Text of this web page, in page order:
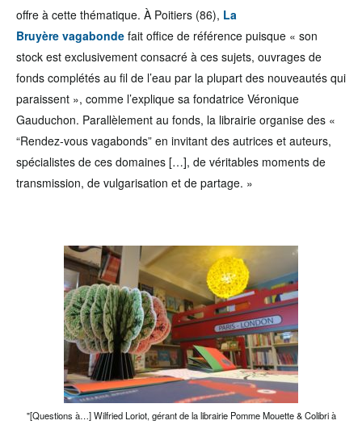
offre à cette thématique. À Poitiers (86), La
Bruyère vagabonde fait office de référence puisque « son
stock est exclusivement consacré à ces sujets, ouvrages de
fonds complétés au fil de l’eau par la plupart des nouveautés qui
paraissent », comme l’explique sa fondatrice Véronique
Gauduchon. Parallèlement au fonds, la librairie organise des «
“Rendez-vous vagabonds” en invitant des autrices et auteurs,
spécialistes de ces domaines […], de véritables moments de
transmission, de vulgarisation et de partage. »
"[Questions à…] Wilfried Loriot, gérant de la librairie Pomme Mouette & Colibri à